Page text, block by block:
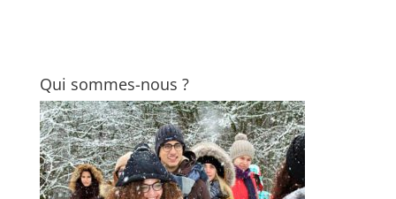
Qui sommes-nous ?